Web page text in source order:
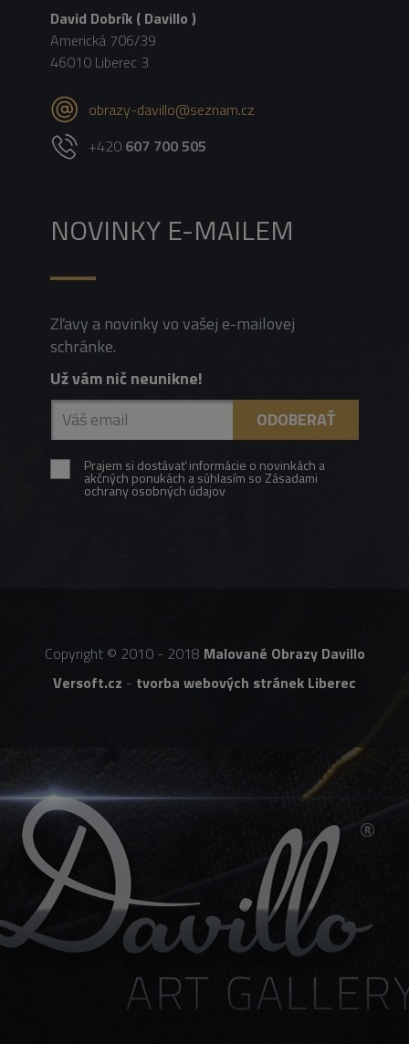
David Dobrík ( Davillo )
Americká 706/39
46010 Liberec 3
obrazy-davillo@seznam.cz
+420 607 700 505
NOVINKY E-MAILEM
Zľavy a novinky vo vašej e-mailovej
schránke.
Už vám nič neunikne!
Prajem si dostávať informácie o novinkách a
akčných ponukách a súhlasím so Zásadami
ochrany osobných údajov
Copyright © 2010 - 2018 Malované Obrazy Davillo
Versoft.cz - tvorba webových stránek Liberec